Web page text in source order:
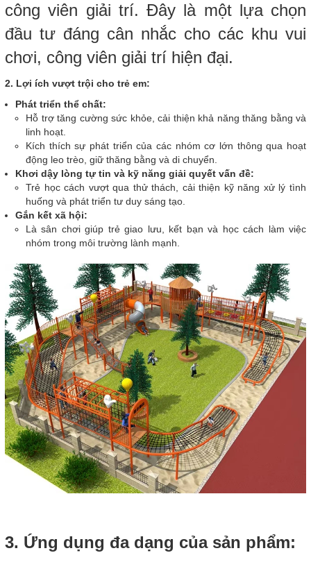
công viên giải trí. Đây là một lựa chọn
đầu tư đáng cân nhắc cho các khu vui
chơi, công viên giải trí hiện đại.
2. Lợi ích vượt trội cho trẻ em:
Phát triển thể chất:
Hỗ trợ tăng cường sức khỏe, cải thiện khả năng thăng bằng và
linh hoạt.
Kích thích sự phát triển của các nhóm cơ lớn thông qua hoạt
động leo trèo, giữ thăng bằng và di chuyển.
Khơi dậy lòng tự tin và kỹ năng giải quyết vấn đề:
Trẻ học cách vượt qua thử thách, cải thiện kỹ năng xử lý tình
huống và phát triển tư duy sáng tạo.
Gắn kết xã hội:
Là sân chơi giúp trẻ giao lưu, kết bạn và học cách làm việc
nhóm trong môi trường lành mạnh.
3. Ứng dụng đa dạng của sản phẩm: